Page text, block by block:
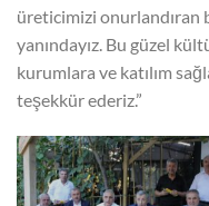
üreticimizi onurlandıran
yanındayız. Bu güzel
kurumlara ve katılım
teşekkür ederiz.”